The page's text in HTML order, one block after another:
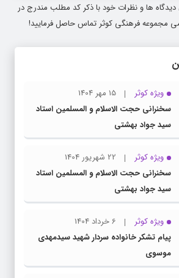
ها و نظرات خود با ذکر کد مطلب مندرج در
مجموعه فرهنگی کوثر تماس حاصل فرمایید!
ویژه کوثر
15 مهر 1404
سخنرانی حجت الاسلام و المسلمین استاد
سید جواد بهشتی
ویژه کوثر
22 شهریور 1404
سخنرانی حجت الاسلام و المسلمین استاد
سید جواد بهشتی
ویژه کوثر
6 خرداد 1404
پیام تشکر خانواده سردار شهید سیدمهدی
موسوی